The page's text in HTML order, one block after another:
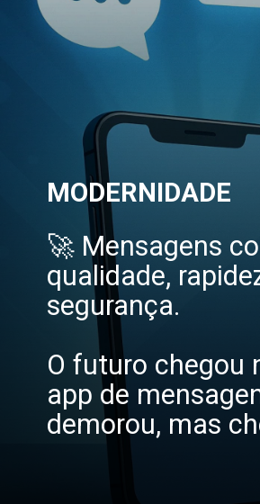
MODERNIDADE
🚀 Mensagens
qualidade,
segurança.
O futuro chegou
app de
demorou, mas